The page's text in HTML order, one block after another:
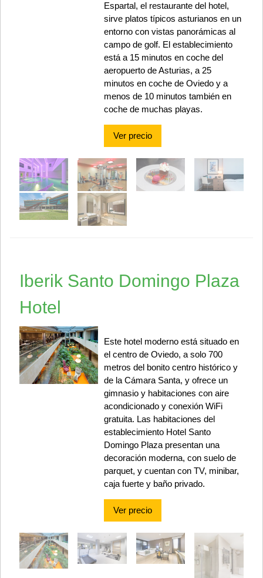
Espartal, el restaurante del hotel,
sirve platos típicos asturianos en un
entorno con vistas panorámicas al
campo de golf. El establecimiento
está a 15 minutos en coche del
aeropuerto de Asturias, a 25
minutos en coche de Oviedo y a
menos de 10 minutos también en
coche de muchas playas.
Ver precio
Iberik Santo Domingo Plaza
Hotel
Este hotel moderno está situado en
el centro de Oviedo, a solo 700
metros del bonito centro histórico y
de la Cámara Santa, y ofrece un
gimnasio y habitaciones con aire
acondicionado y conexión WiFi
gratuita. Las habitaciones del
establecimiento Hotel Santo
Domingo Plaza presentan una
decoración moderna, con suelo de
parquet, y cuentan con TV, minibar,
caja fuerte y baño privado.
Ver precio